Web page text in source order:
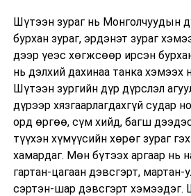
Шүтээн зураг нь Монголчуудын
бурхан зураг, эрдэнэт зураг
дээр үеэс хөгжсөөр ирсэн
нь дэлхий дахинаа танка
Шүтээн зургийн дүр дүрслэл
дүрээр хязгаарлагдахгүй судар
орд өргөө, сүм хийд, багш
түүхэн хүмүүсийн хөрөг зураг
хамардаг. Мөн бүтээх аргаар нь
гартан-цагаан дэвсгэрт, мартан-
сэртэн-шар дэвсгэрт хэмээдэг.